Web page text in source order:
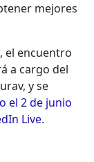
mejores
, el encuentro
a cargo del
y se
el 2 de junio
Live.